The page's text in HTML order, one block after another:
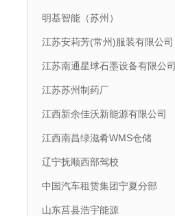
明基智能（苏州）
江苏安莉芳(常州)服装有限公司
江苏南通星球石墨设备有限公司
江苏苏州制药厂
江西新余佳沃新能源有限公司
江西南昌绿滋肴WMS仓储
辽宁抚顺西部驾校
中国汽车租赁集团宁夏分部
山东莒县浩宇能源